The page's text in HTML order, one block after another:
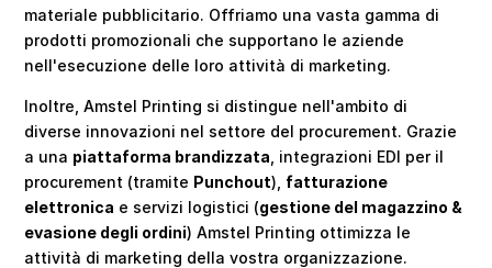
materiale pubblicitario. Offriamo una vasta gamma di
prodotti promozionali che supportano le aziende
nell'esecuzione delle loro attività di marketing.
Inoltre, Amstel Printing si distingue nell'ambito di
diverse innovazioni nel settore del procurement. Grazie
a una piattaforma brandizzata , integrazioni EDI per il
procurement (tramite Punchout), fatturazione
elettronica e servizi logistici (gestione del magazzino &
evasione degli ordini) Amstel Printing ottimizza le
attività di marketing della vostra organizzazione.